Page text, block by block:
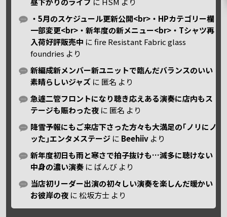
・5月のスケジュール更新公開<br>・HPカテゴリー欄
一部変更<br>・新年度の新メニュー<br>・Tシャツ再
入荷好評販売中 にfire Resistant Fabric glass
foundries より
新編成新メンバー新ユニットで臨んだバランスのいい
素晴らしいジャズ に 匿名 より
急遽二管フロントになり聴き応えある演奏に店内もス
テージも賑わった夜 に 匿名 より
降雪予報にもご来店下さった方々も大満足の｢ノリにノ
ッた｣エンタメステージ に Beehiiv より
新年度初日も雨と寒さで拍子抜けも…滅多に聴けない
中身の濃い演奏 に ばんび より
当店初リーダー出演の初々しい演奏を楽しんだ暖かい
お彼岸の夜 に松坂方士 より